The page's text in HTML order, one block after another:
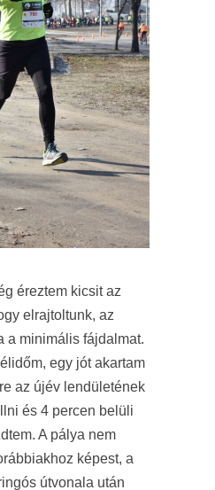
éreztem kicsit az
elrajtoltunk, az
a minimális fájdalmat.
egy jót akartam
az újév lendületének
és 4 percen belüli
A pálya nem
képest, a
útvonala után